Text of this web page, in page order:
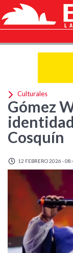
Culturales
Gómez
Cosquín
12 FEBRERO 2026 -